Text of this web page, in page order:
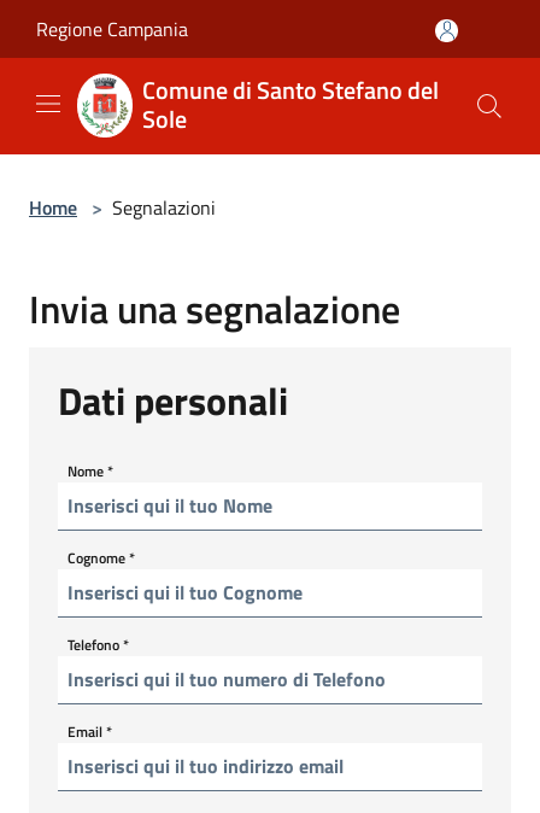
Regione Campania
Comune di Santo Stefano del
Sole
Home > Segnalazioni
Invia una segnalazione
Dati personali
Nome*
Cognome*
Telefono*
Email*